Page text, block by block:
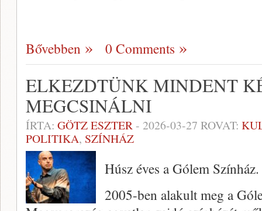
Bővebben 0 Comments
ELKEZDTÜNK MINDENT
MEGCSINÁLNI
ÍRTA: GÖTZ ESZTER- 2026-03-27 ROVAT:
POLITIKA, SZÍNHÁZ
Húsz éves a Gólem
2005-ben alakult meg a